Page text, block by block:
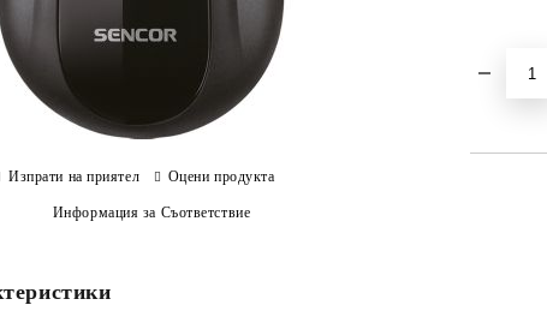
Изпрати на приятел Оцени продукта
Информация за Съответствие